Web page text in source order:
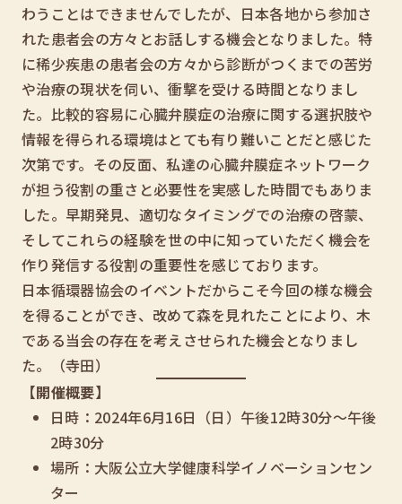
わうことはできませんでしたが、日本各地から参加さ
れた患者会の方々とお話しする機会となりました。特
に稀少疾患の患者会の方々から診断がつくまでの苦労
や治療の現状を伺い、衝撃を受ける時間となりまし
た。比較的容易に心臓弁膜症の治療に関する選択肢や
情報を得られる環境はとても有り難いことだと感じた
次第です。その反面、私達の心臓弁膜症ネットワーク
が担う役割の重さと必要性を実感した時間でもありま
した。早期発見、適切なタイミングでの治療の啓蒙、
そしてこれらの経験を世の中に知っていただく機会を
作り発信する役割の重要性を感じております。
日本循環器協会のイベントだからこそ今回の様な機会
を得ることができ、改めて森を見れたことにより、木
である当会の存在を考えさせられた機会となりまし
た。（寺田）
【開催概要】
日時：2024年6月16日（日）午後12時30分～午後
2時30分
場所：大阪公立大学健康科学イノベーションセン
ター